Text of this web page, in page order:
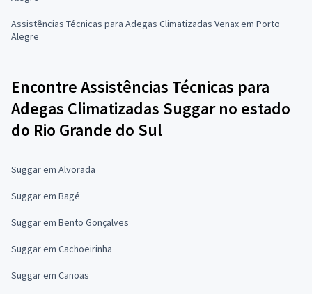
Assistências Técnicas para Adegas Climatizadas Venax em Porto
Alegre
Encontre Assistências Técnicas para
Adegas Climatizadas Suggar no estado
do Rio Grande do Sul
Suggar em Alvorada
Suggar em Bagé
Suggar em Bento Gonçalves
Suggar em Cachoeirinha
Suggar em Canoas